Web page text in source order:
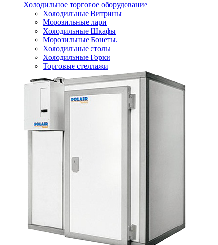
Холодильное торговое оборудование
Холодильные Витрины
Морозильные лари
Холодильные Шкафы
Морозильные Бонеты.
Холодильные столы
Холодильные Горки
Торговые стеллажи